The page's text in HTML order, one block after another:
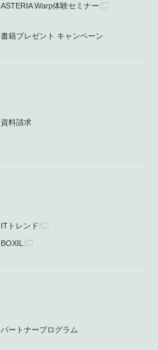
ASTERIA Warp体験セミナー
書籍プレゼント キャンペーン
資料請求
ITトレンド
BOXIL
パートナープログラム